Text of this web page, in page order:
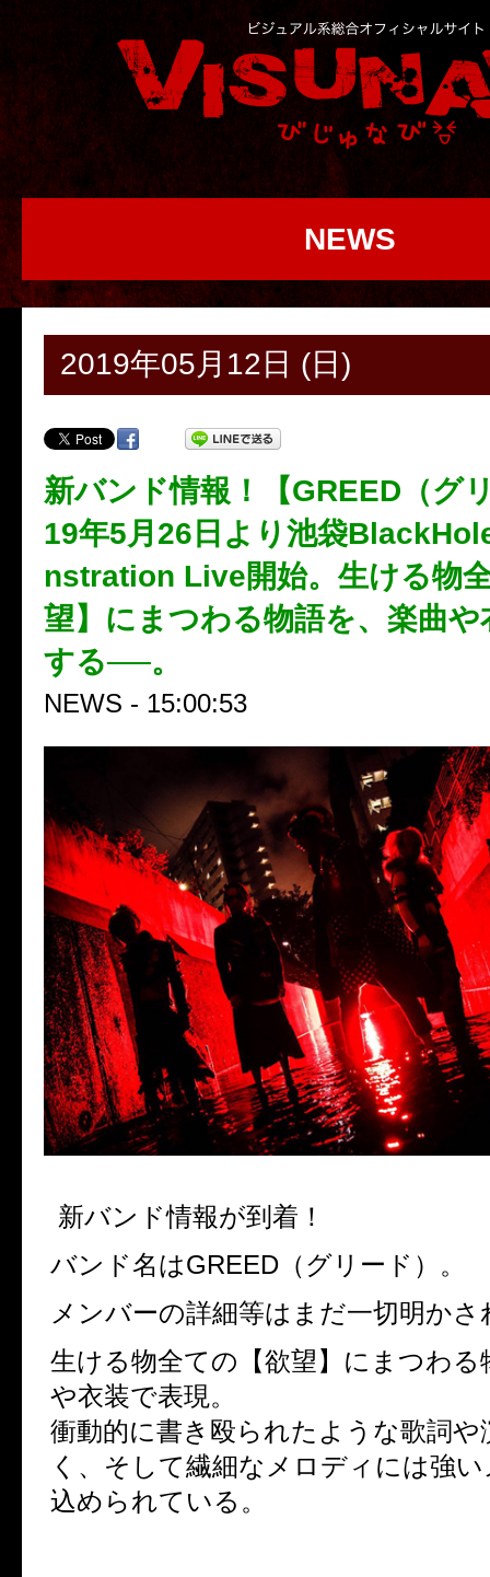
NEWS
2019年05月12日 (日)
新バンド情報！【GREED（グ
19年5月26日より池袋
nstration Live開始。生ける物
望】にまつわる物語を、楽曲や
する──。
NEWS - 15:00:53
新バンド情報が到着！
バンド名はGREED（グリード）。
メンバーの詳細等はまだ一切明か
生ける物全ての【欲望】にまつわる
や衣装で表現。
衝動的に書き殴られたような歌詞や
く、そして繊細なメロディには強
込められている。